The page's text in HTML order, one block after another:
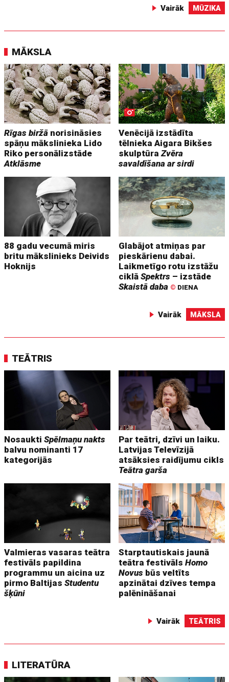
Vairāk MŪZIKA
MĀKSLA
Rīgas biržā norisināsies
spāņu mākslinieka Lido
Riko personālizstāde
Atklāsme
Venēcijā izstādīta
tēlnieka Aigara Bikšes
skulptūraZvēra
savaldīšana ar sirdi
88 gadu vecumā miris
britu mākslinieks Deivids
Hoknijs
Glabājot atmiņas par
pieskārienu dabai.
Laikmetīgo rotu izstāžu
ciklāSpektrs – izstāde
Skaistā daba © DIENA
Vairāk MĀKSLA
TEĀTRIS
NosauktiSpēlmaņu nakts
balvu nominanti 17
kategorijās
Par teātri, dzīvi un laiku.
Latvijas Televīzijā
atsāksies raidījumu cikls
Teātra garša
Valmieras vasaras teātra
festivāls papildina
programmu un aicina uz
pirmo BaltijasStudentu
šķūni
Starptautiskais jaunā
teātra festivālsHomo
Novus būs veltīts
apzinātai dzīves tempa
palēnināšanai
Vairāk TEĀTRIS
LITERATŪRA